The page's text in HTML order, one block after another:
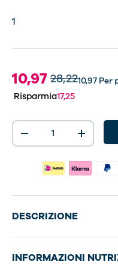
1
10,97 28,2210,97 Per
Risparmia17,25
Q.tà
-
+
DESCRIZIONE
INFORMAZIONI